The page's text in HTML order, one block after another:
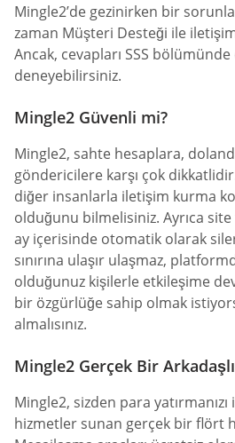
Mingle2’de gezinirken bir sorunla
zaman Müşteri Desteği ile
Ancak, cevapları SSS bölümünde
deneyebilirsiniz.
Mingle2 Güvenli mi?
Mingle2, sahte hesaplara,
göndericilere karşı çok
diğer insanlarla iletişim kurma
olduğunu bilmelisiniz. Ayrıca
ay içerisinde otomatik olarak
sınırına ulaşır ulaşmaz,
olduğunuz kişilerle etkileşime
bir özgürlüğe sahip olmak
almalısınız.
Mingle2 Gerçek Bir
Mingle2, sizden para
hizmetler sunan gerçek bir flört